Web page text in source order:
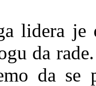
lidera je
da
da se